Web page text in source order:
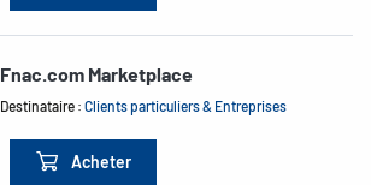
Fnac.com Marketplace
Destinataire :Clients particuliers & Entreprises
Acheter